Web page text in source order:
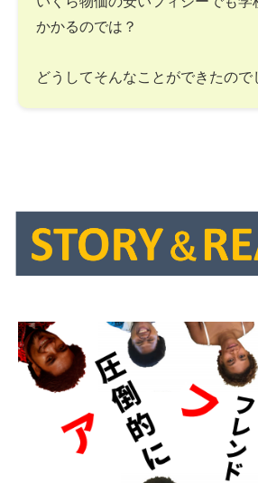
かかるのでは？
どうしてそんなことができたので